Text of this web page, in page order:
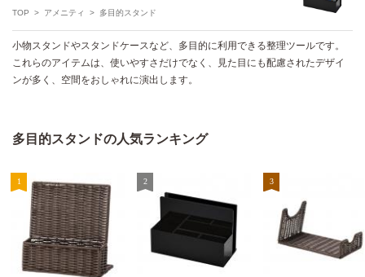
TOP > アメニティ > 多目的スタンド
小物スタンドやスタンドケースなど、多目的に利用できる整理ツールです。
これらのアイテムは、使いやすさだけでなく、見た目にも配慮されたデザイ
ンが多く、空間をおしゃれに演出します。
多目的スタンドの人気ランキング